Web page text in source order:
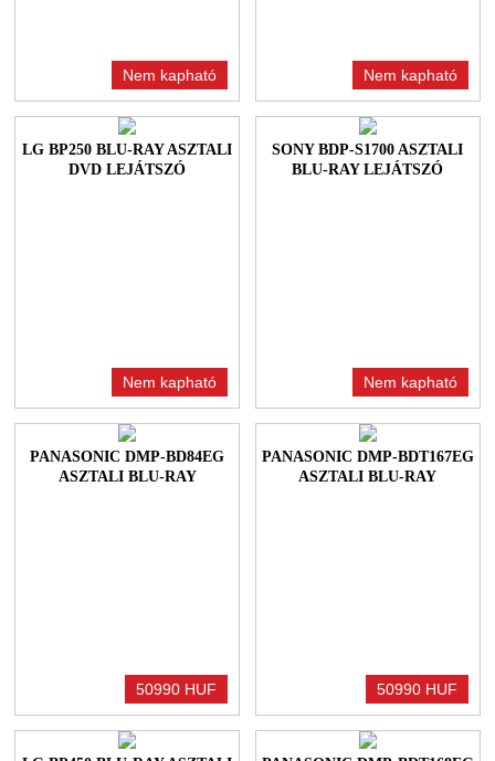
Nem kapható Nem kapható
LG BP250 BLU-RAY ASZTALI
DVD LEJÁTSZÓ
Nem kapható
SONY BDP-S1700 ASZTALI
BLU-RAY LEJÁTSZÓ
Nem kapható
PANASONIC DMP-BD84EG
ASZTALI BLU-RAY
50990 HUF
PANASONIC DMP-BDT167EG
ASZTALI BLU-RAY
50990 HUF